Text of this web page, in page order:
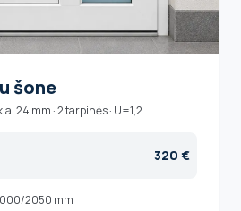
šone
24 mm · 2 tarpinės · U=1,2
320 €
2050 mm